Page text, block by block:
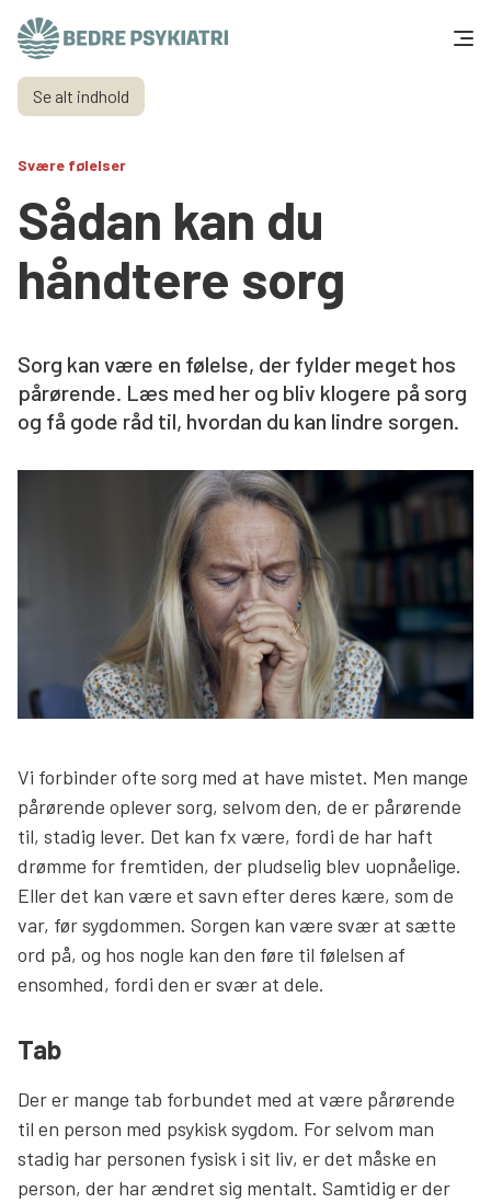
Skip to content
Få hjælp
Tal og fakta
Om os
Vær med
Presse og politik
Støt os
Se alt indhold
Svære følelser
Sådan kan du
håndtere sorg
Sorg kan være en følelse, der fylder meget hos
pårørende. Læs med her og bliv klogere på sorg
og få gode råd til, hvordan du kan lindre sorgen.
Vi forbinder ofte sorg med at have mistet. Men mange
pårørende oplever sorg, selvom den, de er pårørende
til, stadig lever. Det kan fx være, fordi de har haft
drømme for fremtiden, der pludselig blev uopnåelige.
Eller det kan være et savn efter deres kære, som de
var, før sygdommen. Sorgen kan være svær at sætte
ord på, og hos nogle kan den føre til følelsen af
ensomhed, fordi den er svær at dele.
Tab
Der er mange tab forbundet med at være pårørende
til en person med psykisk sygdom. For selvom man
stadig har personen fysisk i sit liv, er det måske en
person, der har ændret sig mentalt. Samtidig er der